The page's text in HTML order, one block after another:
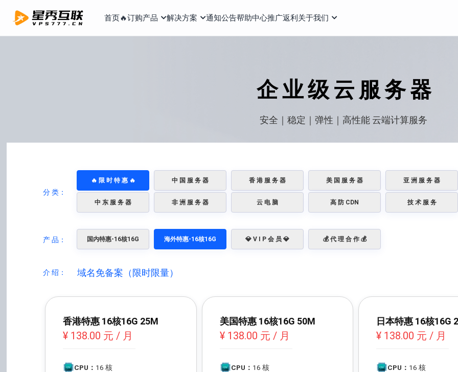
首页🔥订购产品 解决方案 通知公告帮助中心推广返利 关于我们
企 业 级 云 服 务 器
安全｜稳定｜弹性｜高性能 云端计算服务
分 类：
🔥 限 时 特 惠 🔥 中 国 服 务 器 香 港 服 务 器 美 国 服 务 器 亚 洲 服 务 器
中 东 服 务 器 非 洲 服 务 器 云 电 脑 高 防 CDN 技 术 服 务
产 品： 国内特惠-16核16G 海外特惠-16核16G 💎 V I P 会 员 💎 💰 代 理 合 作 💰
介 绍： 域名免备案（限时限量）
香港特惠 16核16G 25M
¥ 138.00 元 / 月
CPU： 16 核
美国特惠 16核16G 50M
¥ 138.00 元 / 月
CPU： 16 核
日本特惠 16核16G
¥ 138.00 元 / 月
CPU： 16 核